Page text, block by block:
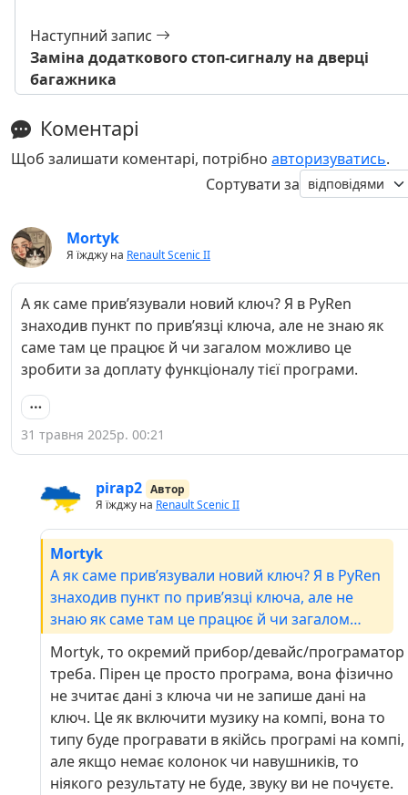
Наступний запис
Заміна додаткового стоп-сигналу на дверці
багажника
Коментарі
Щоб залишати коментарі, потрібно авторизуватись.
Сортувати за
Mortyk
Я їжджу на Renault Scenic II
А як саме привʼязували новий ключ? Я в PyRen
знаходив пункт по привʼязці ключа, але не знаю як
саме там це працює й чи загалом можливо це
зробити за доплату функціоналу тієї програми.
31 травня 2025р. 00:21
pirap2 Автор
Я їжджу на Renault Scenic II
Mortyk
А як саме привʼязували новий ключ? Я в PyRen
знаходив пункт по привʼязці ключа, але не
знаю як саме там це працює й чи загалом
можливо це зробити за доплату функціоналу
тієї програми.
Mortyk, то окремий прибор/девайс/програматор
треба. Пірен це просто програма, вона фізично
не зчитає дані з ключа чи не запише дані на
ключ. Це як включити музику на компі, вона то
типу буде програвати в якійсь програмі на компі,
але якщо немає колонок чи навушників, то
ніякого результату не буде, звуку ви не почуєте.